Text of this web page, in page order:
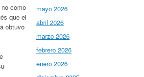
como
que el
obtuvo
mayo 2026
abril 2026
marzo 2026
febrero 2026
enero 2026